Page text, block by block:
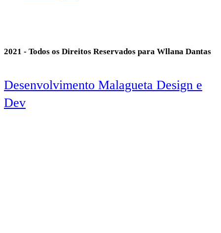
2021 - Todos os Direitos Reservados para Wllana Dantas
Desenvolvimento Malagueta Design e
Dev